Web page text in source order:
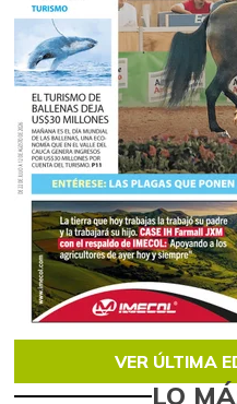
VER ÚLTIMA
LO